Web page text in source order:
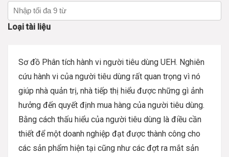
Loại tài liệu
Sơ đồ Phân tích hành vi người tiêu dùng UEH. Nghiên
cứu hành vi của người tiêu dùng rất quan trọng vì nó
giúp nhà quản trị, nhà tiếp thị hiểu được những gì ảnh
hưởng đến quyết định mua hàng của người tiêu dùng.
Bằng cách thấu hiểu của người tiêu dùng là điều cần
thiết để một doanh nghiệp đạt được thành công cho
các sản phẩm hiện tại cũng như các đợt ra mắt sản